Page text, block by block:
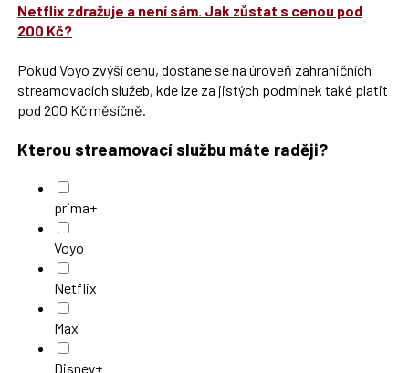
Netflix zdražuje a není sám. Jak zůstat s cenou pod
200 Kč?
Pokud Voyo zvýší cenu, dostane se na úroveň zahraničních
streamovacích služeb, kde lze za jistých podmínek také platit
pod 200 Kč měsíčně.
Kterou streamovací službu máte raději?
prima+
Voyo
Netflix
Max
Disney+